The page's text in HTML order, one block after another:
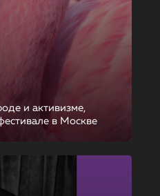
и активизме,
в Москве